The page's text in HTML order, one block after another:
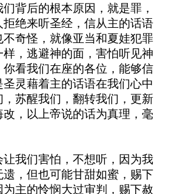
背后的根本原因，就是罪，
拒绝来听圣经，信从主的话语
不奇怪，就像亚当和夏娃犯罪
样，逃避神的面，害怕听见神
你看我们在座的各位，能够信
灵藉着主的话语在我们心中
苏醒我们，翻转我们，更新
，以上帝说的话为真理，毫
我们害怕，不想听，因为我
，但也可能甘甜如蜜，赐下
主的怜悯大过审判，赐下赦